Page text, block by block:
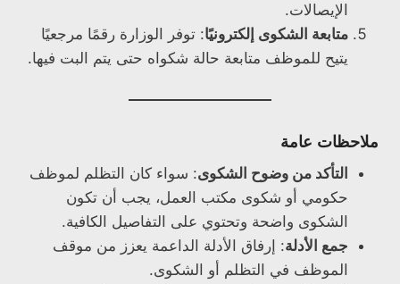
الإيصالات.
متابعة الشكوى إلكترونيًا: توفر الوزارة رقمًا مرجعيًا
يتيح للموظف متابعة حالة شكواه حتى يتم البت فيها.
ملاحظات عامة
التأكد من وضوح الشكوى: سواء كان التظلم لموظف
حكومي أو شكوى مكتب العمل، يجب أن تكون
الشكوى واضحة وتحتوي على التفاصيل الكافية.
جمع الأدلة: إرفاق الأدلة الداعمة يعزز من موقف
الموظف في التظلم أو الشكوى.